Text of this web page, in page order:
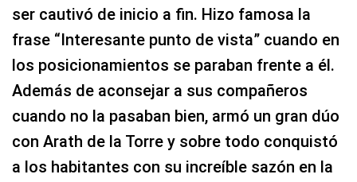
ser cautivó de inicio a fin. Hizo famosa la
frase “Interesante punto de vista” cuando en
los posicionamientos se paraban frente a él.
Además de aconsejar a sus compañeros
cuando no la pasaban bien, armó un gran dúo
con Arath de la Torre y sobre todo conquistó
a los habitantes con su increíble sazón en la